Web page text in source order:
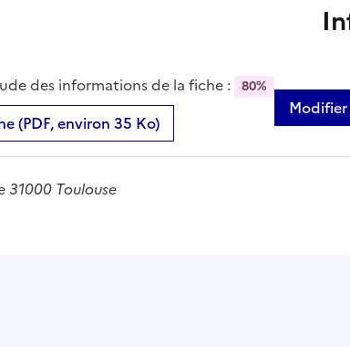
des informations de la fiche : 80%
(PDF, environ 35 Ko)
31000 Toulouse